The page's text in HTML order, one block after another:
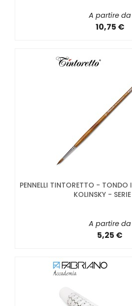
A partire da
10,75 €
PENNELLI TINTORETTO - TONDO
KOLINSKY -
A partire da
5,25 €